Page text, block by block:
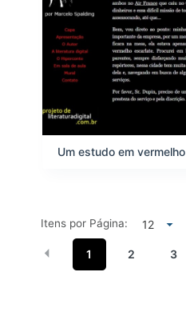
Um estudo em vermelho
Itens por Página:
1 2 3